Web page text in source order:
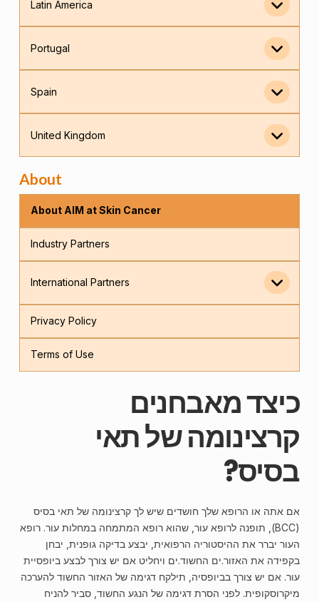
Latin America
Portugal
Spain
United Kingdom
About
About AIM at Skin Cancer
Industry Partners
International Partners
Privacy Policy
Terms of Use
כיצד מאבחנים
קרצינומה של תאי
בסיס?
אם אתה או הרופא שלך חושדים שיש לך קרצינומה של תאי בסיס
(BCC), תופנה לרופא עור, שהוא רופא המתמחה במחלות עור. רופא
העור יברר את ההיסטוריה הרפואית, יבצע בדיקה גופנית, יבחן
בקפידה את האזור.ים החשוד.ים ויחליט אם יש צורך לבצע ביופסיית
עור. אם יש צורך בביופסיה, תילקח דגימה של האזור החשוד להערכה
מיקרוסקופית. לפני הסרת דגימה של הנגע החשוד, סביר להניח